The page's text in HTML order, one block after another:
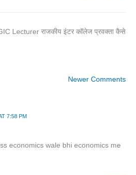
Lecturer राजकीय इंटर कॉलेज प्रवक्ता कैसे
Newer Comments
7:58 PM
economics wale bhi economics me